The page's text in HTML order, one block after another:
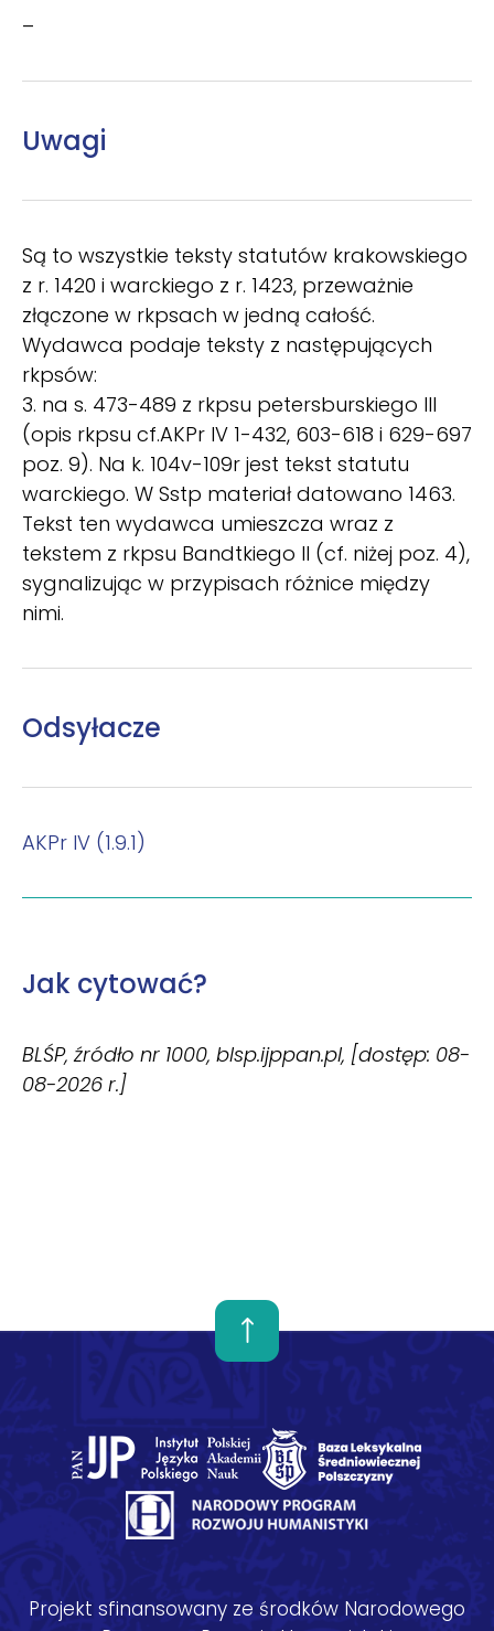
–
Uwagi
Są to wszystkie teksty statutów krakowskiego
z r. 1420 i warckiego z r. 1423, przeważnie
złączone w rkpsach w jedną całość.
Wydawca podaje teksty z następujących
rkpsów:
3. na s. 473-489 z rkpsu petersburskiego III
(opis rkpsu cf.AKPr IV 1-432, 603-618 i 629-697
poz. 9). Na k. 104v-109r jest tekst statutu
warckiego. W Sstp materiał datowano 1463.
Tekst ten wydawca umieszcza wraz z
tekstem z rkpsu Bandtkiego II (cf. niżej poz. 4),
sygnalizując w przypisach różnice między
nimi.
Odsyłacze
AKPr IV (1.9.1)
Jak cytować?
BLŚP, źródło nr 1000, blsp.ijppan.pl, [dostęp: 08-
08-2026 r.]
Projekt sfinansowany ze środków Narodowego